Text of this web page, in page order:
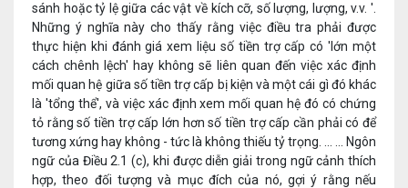
sánh hoặc tỷ lệ giữa các vật về kích cỡ, số lượng, lượng, v.v. '.
Những ý nghĩa này cho thấy rằng việc điều tra phải được
thực hiện khi đánh giá xem liệu số tiền trợ cấp có 'lớn một
cách chênh lệch' hay không sẽ liên quan đến việc xác định
mối quan hệ giữa số tiền trợ cấp bị kiện và một cái gì đó khác
là 'tổng thể', và việc xác định xem mối quan hệ đó có chứng
tỏ rằng số tiền trợ cấp lớn hơn số tiền trợ cấp cần phải có để
tương xứng hay không - tức là không thiếu tỷ trọng. ... ... Ngôn
ngữ của Điều 2.1 (c), khi được diễn giải trong ngữ cảnh thích
hợp, theo đối tượng và mục đích của nó, gợi ý rằng nếu